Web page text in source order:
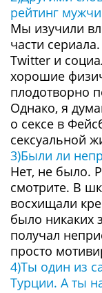
рейтинг
Мы изучили
части
Twitter и
хорошие
плодотворно
Однако, я
о сексе в
сексуальной
3)Были ли
Нет, не было.
смотрите. В
восхищали
было никаких
получал
просто
4)Ты один из
Турции. А ты